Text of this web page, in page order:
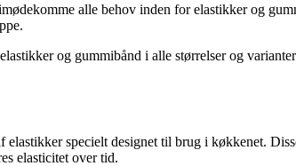
alle behov inden for elastikker og
og gummibånd i alle størrelser og
specielt designet til brug i køkkenet.
elasticitet over tid.